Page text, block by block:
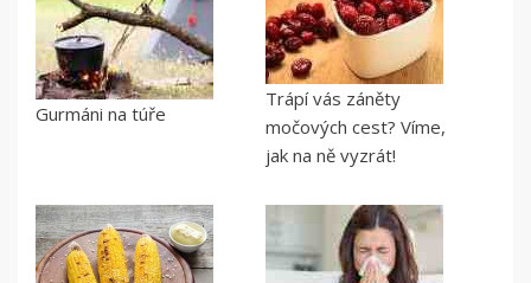
Gurmáni na túře
Trápí vás záněty
močových cest? Víme,
jak na ně vyzrát!